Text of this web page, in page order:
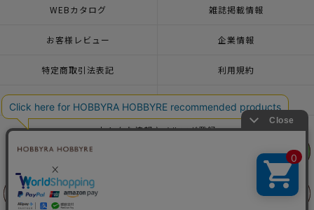
前に戻る
フェア
前に戻る
フェア
WEBカタログ 雑誌掲載情報
お客様レビュー 企業情報
特定商取引法表記 利用規約
一緒に働こう♪求人情報
おトクな情報♪メルマガ登録
© 2026 HOBBYRA HOBBYRE CORPORATION ALL Rights Reserved